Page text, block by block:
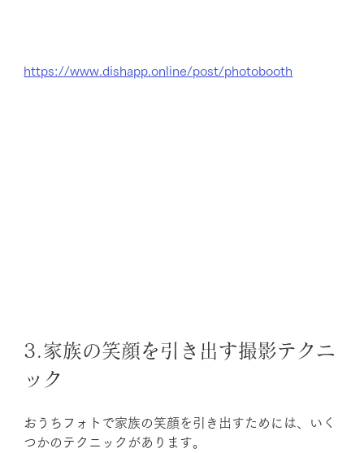
https://www.dishapp.online/post/photobooth
3.家族の笑顔を引き出す撮影テクニ
ック
おうちフォトで家族の笑顔を引き出すためには、いく
つかのテクニックがあります。